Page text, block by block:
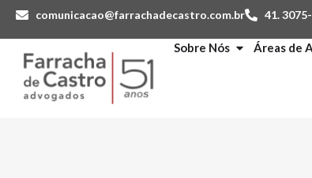
comunicacao@farrachadecastro.com.br 41.
Sobre Nós Áreas de